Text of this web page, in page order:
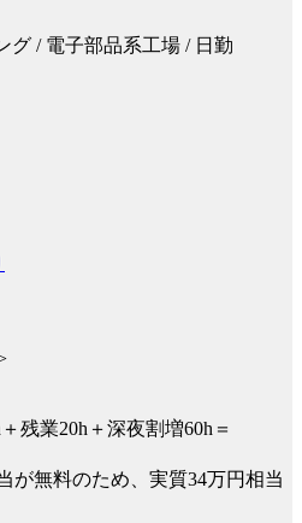
グ / 電子部品系工場 / 日勤
残業20h＋深夜割増60h＝
が無料のため、実質34万円相当